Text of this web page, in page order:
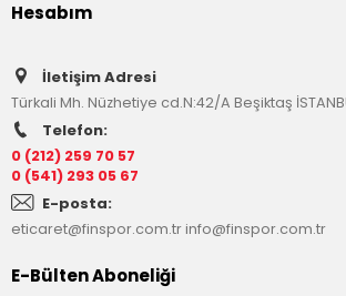
Hesabım
İletişim Adresi
Türkali Mh. Nüzhetiye cd.N:42/A Beşiktaş
Telefon:
0 (212) 259 70 57
0 (541) 293 05 67
E-posta:
eticaret@finspor.com.trinfo@finspor.com.tr
E-Bülten Aboneliği